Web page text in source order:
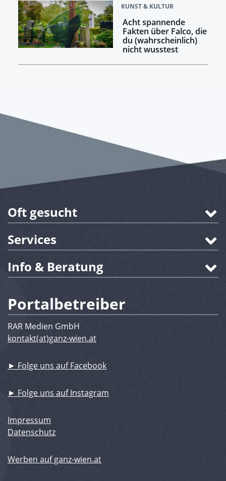
KUNST & KULTUR
Acht spannende
Fakten über Falco, die
du (wahrscheinlich)
nicht wusstest
Oft gesucht
Services
Info & Beratung
Portalbetreiber
RAR Medien GmbH
kontakt(at)ganz-wien.at
► Folge uns auf Facebook
► Folge uns auf Instagram
Impressum
Datenschutz
Werben auf ganz-wien.at